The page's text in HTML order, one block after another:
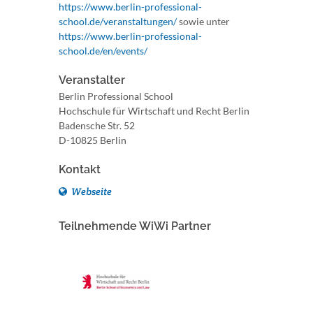
https://www.berlin-professional-
school.de/veranstaltungen/sowie unter
https://www.berlin-professional-
school.de/en/events/
Veranstalter
Berlin Professional School
Hochschule für Wirtschaft und Recht Berlin
Badensche Str. 52
D-10825 Berlin
Kontakt
Webseite
Teilnehmende WiWi Partner